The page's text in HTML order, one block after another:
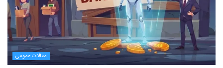
مقالات عمومی